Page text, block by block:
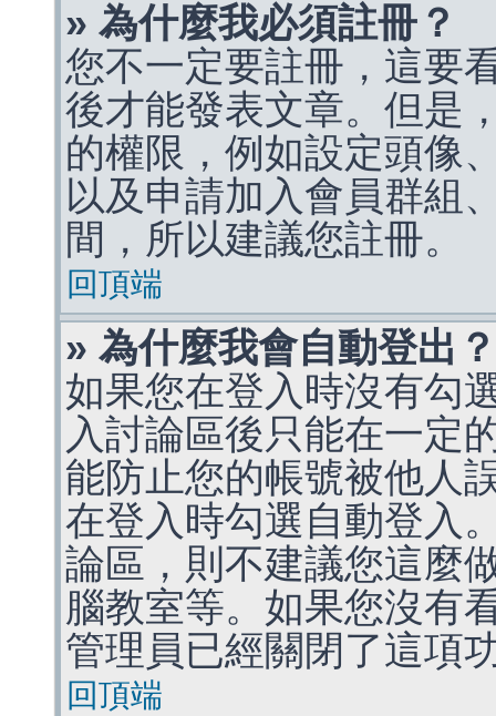
» 為什麼我必須註冊？
您不一定要註冊，這要
後才能發表文章。但是
的權限，例如設定頭像
以及申請加入會員群組
間，所以建議您註冊。
回頂端
» 為什麼我會自動登出？
如果您在登入時沒有勾
入討論區後只能在一定
能防止您的帳號被他人
在登入時勾選自動登入
論區，則不建議您這麼
腦教室等。如果您沒有
管理員已經關閉了這項
回頂端